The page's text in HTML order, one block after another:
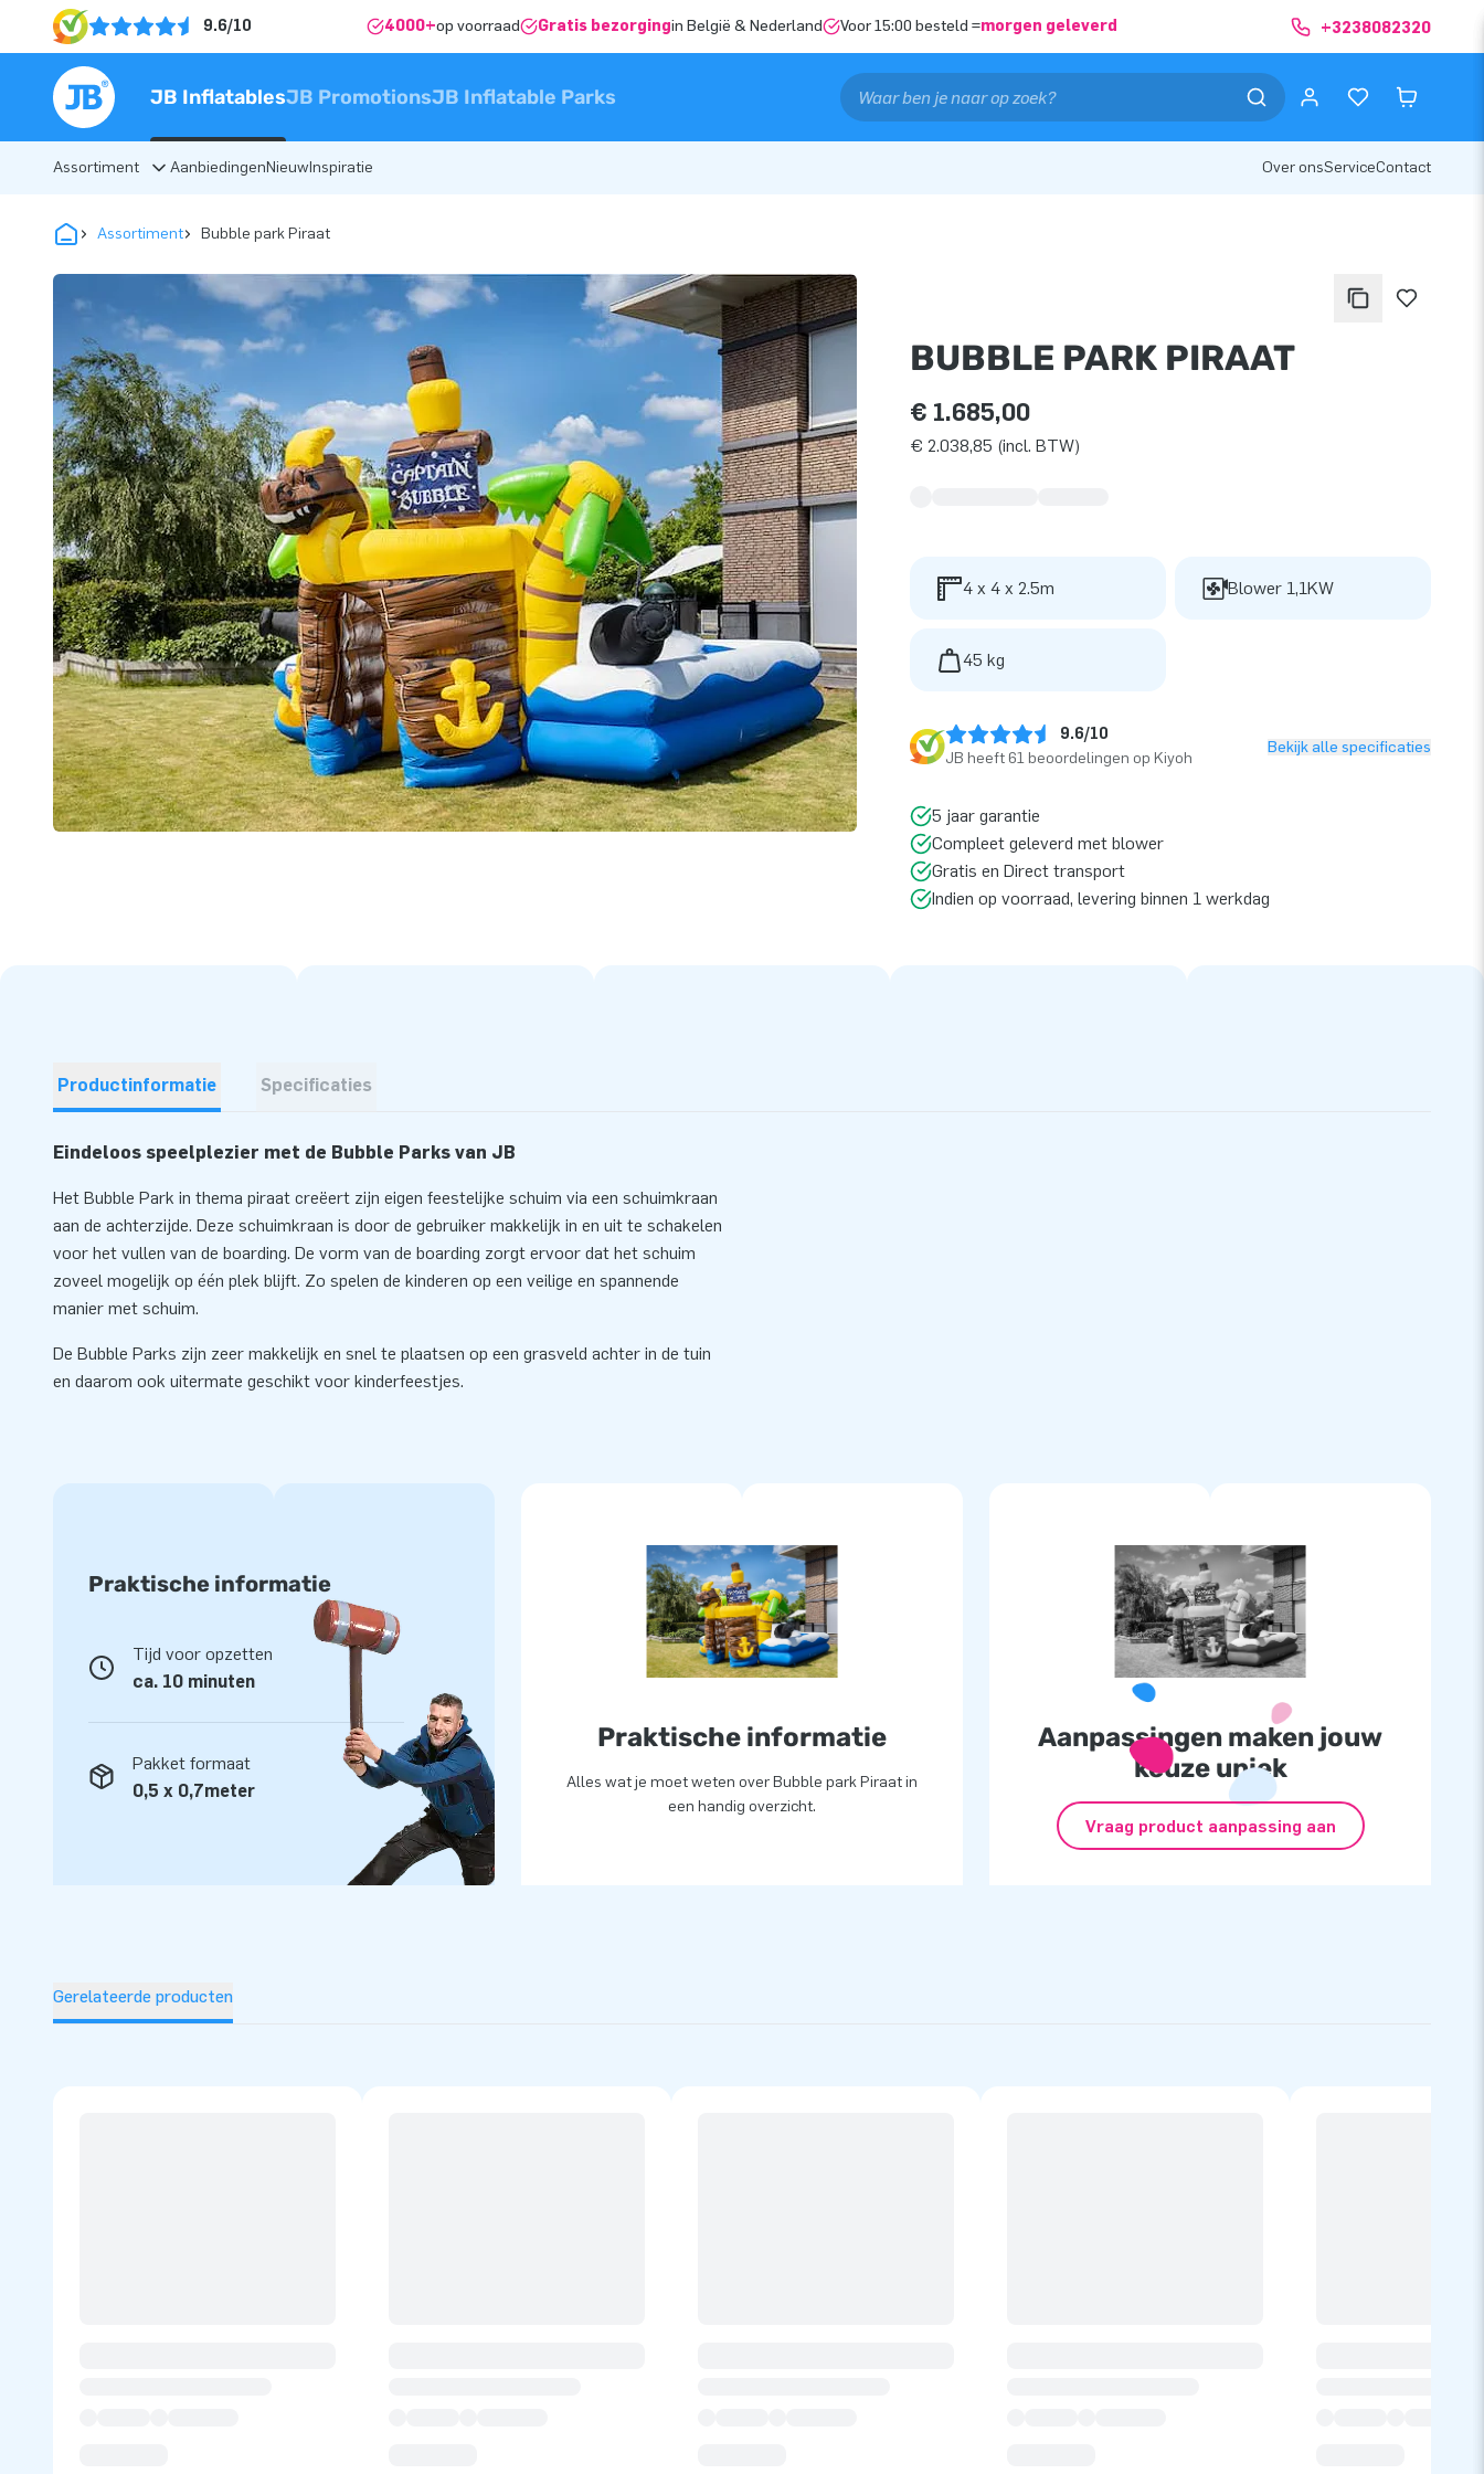
9.6/10 4000+op voorraad Gratis bezorgingin België & Nederland Voor 15:00 besteld =morgen geleverd +3238082320
JB InflatablesJB PromotionsJB Inflatable Parks
Assortiment AanbiedingenNieuwInspiratie Over onsServiceContact
Assortiment Bubble park Piraat
BUBBLE PARK PIRAAT
€ 1.685,00
€ 2.038,85 (incl. BTW)
4 x 4 x 2.5m Blower 1,1KW
45 kg
9.6/10
JB heeft 61 beoordelingen op Kiyoh
Bekijk alle specificaties
5 jaar garantie
Compleet geleverd met blower
Gratis en Direct transport
Indien op voorraad, levering binnen 1 werkdag
Productinformatie Specificaties
Eindeloos speelplezier met de Bubble Parks van JB
Het Bubble Park in thema piraat creëert zijn eigen feestelijke schuim via een schuimkraan
aan de achterzijde. Deze schuimkraan is door de gebruiker makkelijk in en uit te schakelen
voor het vullen van de boarding. De vorm van de boarding zorgt ervoor dat het schuim
zoveel mogelijk op één plek blijft. Zo spelen de kinderen op een veilige en spannende
manier met schuim.
De Bubble Parks zijn zeer makkelijk en snel te plaatsen op een grasveld achter in de tuin
en daarom ook uitermate geschikt voor kinderfeestjes.
Praktische informatie
Tijd voor opzetten
ca. 10 minuten
Pakket formaat
0,5 x 0,7meter
Praktische informatie
Alles wat je moet weten over Bubble park Piraat in
een handig overzicht.
Aanpassingen maken jouw
keuze uniek
Vraag product aanpassing aan
Gerelateerde producten